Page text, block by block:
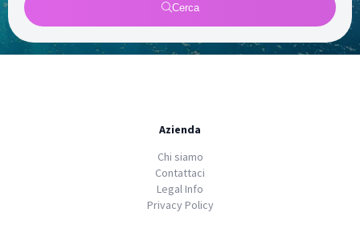
Cerca
Azienda
Chi siamo
Contattaci
Legal Info
Privacy Policy